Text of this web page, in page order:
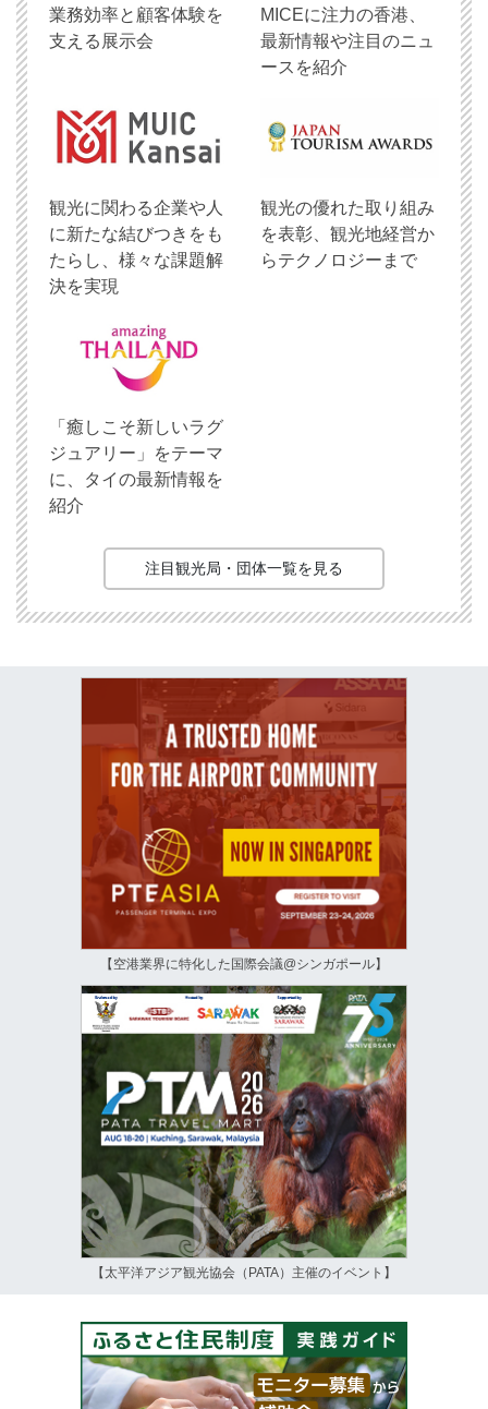
業務効率と顧客体験を
支える展示会
MICEに注力の香港、
最新情報や注目のニュ
ースを紹介
観光に関わる企業や人
に新たな結びつきをも
たらし、様々な課題解
決を実現
観光の優れた取り組み
を表彰、観光地経営か
らテクノロジーまで
「癒しこそ新しいラグ
ジュアリー」をテーマ
に、タイの最新情報を
紹介
注目観光局・団体一覧を見る
【空港業界に特化した国際会議@シンガポール】
【太平洋アジア観光協会（PATA）主催のイベント】